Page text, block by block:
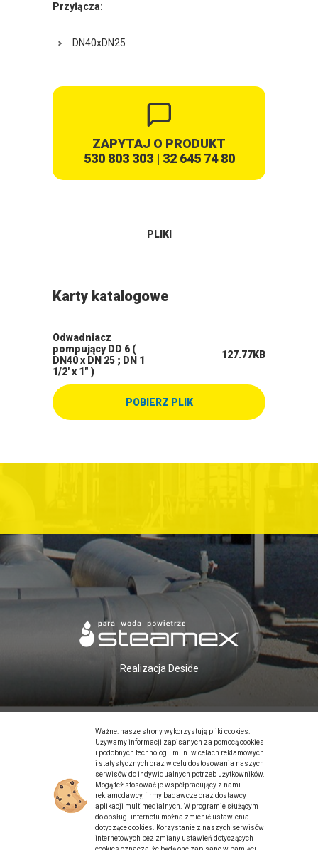
Przyłącza:
DN40xDN25
ZAPYTAJ O PRODUKT
530 803 303| 32 645 74 80
PLIKI
Karty katalogowe
Odwadniacz
pompujący DD 6 (
DN40 x DN 25 ; DN 1
1/2' x 1" )
127.77KB
POBIERZ PLIK
Realizacja Deside
Ważne: nasze strony wykorzystują pliki cookies.
Używamy informacji zapisanych za pomocą cookies
i podobnych technologii m.in. w celach reklamowych
i statystycznych oraz w celu dostosowania naszych
serwisów do indywidualnych potrzeb użytkowników.
Mogą też stosować je współpracujący z nami
reklamodawcy, firmy badawcze oraz dostawcy
aplikacji multimedialnych. W programie służącym
do obsługi internetu można zmienić ustawienia
dotyczące cookies. Korzystanie z naszych serwisów
internetowych bez zmiany ustawień dotyczących